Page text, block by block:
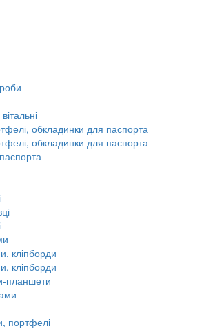
обкладинки для паспорта
обкладинки для паспорта
кліпборди
кліпборди
планшети
портфелі